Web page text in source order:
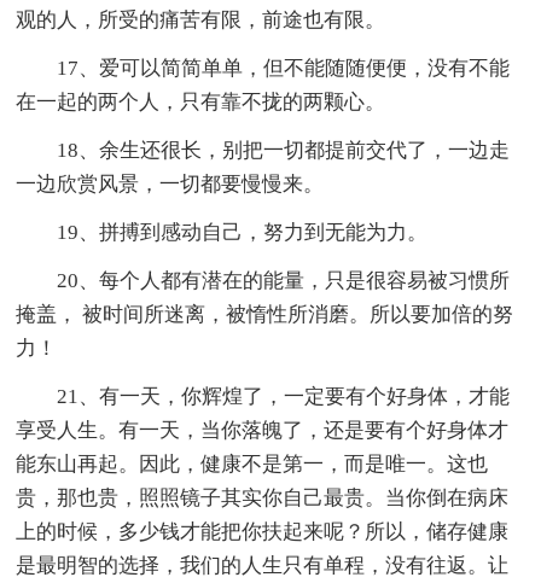
观的人，所受的痛苦有限，前途也有限。
17、爱可以简简单单，但不能随随便便，没有不能
在一起的两个人，只有靠不拢的两颗心。
18、余生还很长，别把一切都提前交代了，一边走
一边欣赏风景，一切都要慢慢来。
19、拼搏到感动自己，努力到无能为力。
20、每个人都有潜在的能量，只是很容易被习惯所
掩盖， 被时间所迷离，被惰性所消磨。所以要加倍的努
力！
21、有一天，你辉煌了，一定要有个好身体，才能
享受人生。有一天，当你落魄了，还是要有个好身体才
能东山再起。因此，健康不是第一，而是唯一。这也
贵，那也贵，照照镜子其实你自己最贵。当你倒在病床
上的时候，多少钱才能把你扶起来呢？所以，储存健康
是最明智的选择，我们的人生只有单程，没有往返。让